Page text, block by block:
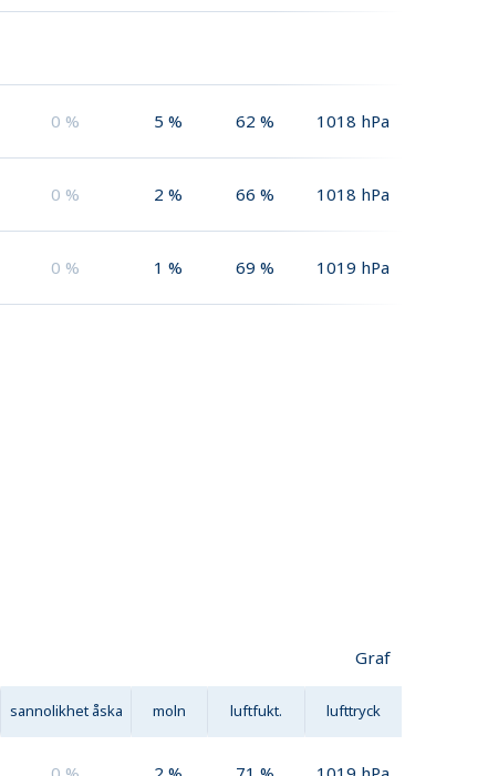
0 % 5 % 62 % 1018 hPa
0 % 2 % 66 % 1018 hPa
0 % 1 % 69 % 1019 hPa
Graf
sannolikhet åska moln luftfukt. lufttryck